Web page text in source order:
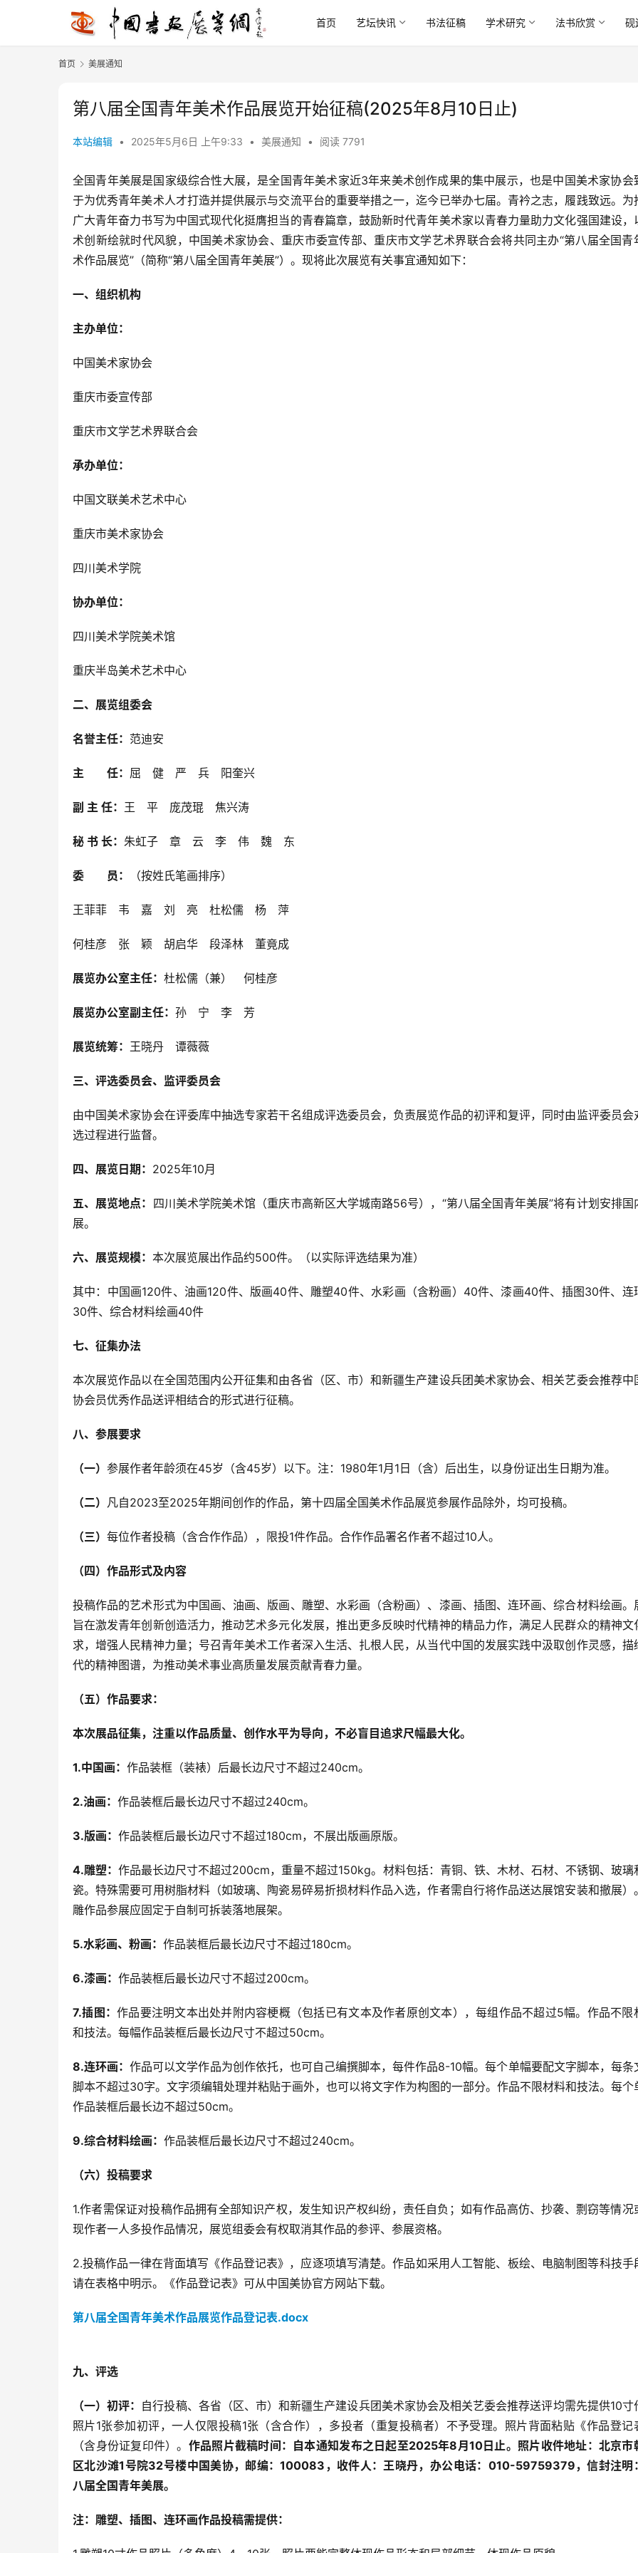
首页 艺坛快讯 书法征稿 学术研究 法书欣赏 砚
首页 美展通知
第八届全国青年美术作品展览开始征稿(2025年8月10日止)
本站编辑 • 2025年5月6日 上午9:33 • 美展通知 • 阅读 7791
全国青年美展是国家级综合性大展，是全国青年美术家近3年来美术创作成果的集中展示，也是中国美术家协会
于为优秀青年美术人才打造并提供展示与交流平台的重要举措之一，迄今已举办七届。青衿之志，履践致远。为
广大青年奋力书写为中国式现代化挺膺担当的青春篇章，鼓励新时代青年美术家以青春力量助力文化强国建设，
术创新绘就时代风貌，中国美术家协会、重庆市委宣传部、重庆市文学艺术界联合会将共同主办“第八届全国青
术作品展览”（简称“第八届全国青年美展”）。现将此次展览有关事宜通知如下：
一、组织机构
主办单位：
中国美术家协会
重庆市委宣传部
重庆市文学艺术界联合会
承办单位：
中国文联美术艺术中心
重庆市美术家协会
四川美术学院
协办单位：
四川美术学院美术馆
重庆半岛美术艺术中心
二、展览组委会
名誉主任： 范迪安
主　　任： 屈　健　严　兵　阳奎兴
副 主 任： 王　平　庞茂琨　焦兴涛
秘 书 长： 朱虹子　章　云　李　伟　魏　东
委　　员： （按姓氏笔画排序）
王菲菲　韦　嘉　刘　亮　杜松儒　杨　萍
何桂彦　张　颖　胡启华　段泽林　董竟成
展览办公室主任： 杜松儒（兼）　何桂彦
展览办公室副主任： 孙　宁　李　芳
展览统筹： 王晓丹　谭薇薇
三、评选委员会、监评委员会
由中国美术家协会在评委库中抽选专家若干名组成评选委员会，负责展览作品的初评和复评，同时由监评委员会
选过程进行监督。
四、展览日期： 2025年10月
五、展览地点： 四川美术学院美术馆（重庆市高新区大学城南路56号），“第八届全国青年美展”将有计划安排国
展。
六、展览规模： 本次展览展出作品约500件。（以实际评选结果为准）
其中：中国画120件、油画120件、版画40件、雕塑40件、水彩画（含粉画）40件、漆画40件、插图30件、连
30件、综合材料绘画40件
七、征集办法
本次展览作品以在全国范围内公开征集和由各省（区、市）和新疆生产建设兵团美术家协会、相关艺委会推荐中
协会员优秀作品送评相结合的形式进行征稿。
八、参展要求
（一） 参展作者年龄须在45岁（含45岁）以下。注：1980年1月1日（含）后出生，以身份证出生日期为准。
（二） 凡自2023至2025年期间创作的作品，第十四届全国美术作品展览参展作品除外，均可投稿。
（三） 每位作者投稿（含合作作品），限投1件作品。合作作品署名作者不超过10人。
（四）作品形式及内容
投稿作品的艺术形式为中国画、油画、版画、雕塑、水彩画（含粉画）、漆画、插图、连环画、综合材料绘画。
旨在激发青年创新创造活力，推动艺术多元化发展，推出更多反映时代精神的精品力作，满足人民群众的精神文
求，增强人民精神力量；号召青年美术工作者深入生活、扎根人民，从当代中国的发展实践中汲取创作灵感，描
代的精神图谱，为推动美术事业高质量发展贡献青春力量。
（五）作品要求：
本次展品征集，注重以作品质量、创作水平为导向，不必盲目追求尺幅最大化。
1.中国画： 作品装框（装裱）后最长边尺寸不超过240cm。
2.油画： 作品装框后最长边尺寸不超过240cm。
3.版画： 作品装框后最长边尺寸不超过180cm，不展出版画原版。
4.雕塑：作品最长边尺寸不超过200cm，重量不超过150kg。材料包括：青铜、铁、木材、石材、不锈钢、玻璃
瓷。特殊需要可用树脂材料（如玻璃、陶瓷易碎易折损材料作品入选，作者需自行将作品送达展馆安装和撤展）
雕作品参展应固定于自制可拆装落地展架。
5.水彩画、粉画： 作品装框后最长边尺寸不超过180cm。
6.漆画： 作品装框后最长边尺寸不超过200cm。
7.插图：作品要注明文本出处并附内容梗概（包括已有文本及作者原创文本），每组作品不超过5幅。作品不限
和技法。每幅作品装框后最长边尺寸不超过50cm。
8.连环画：作品可以文学作品为创作依托，也可自己编撰脚本，每件作品8-10幅。每个单幅要配文字脚本，每条
脚本不超过30字。文字须编辑处理并粘贴于画外，也可以将文字作为构图的一部分。作品不限材料和技法。每个
作品装框后最长边不超过50cm。
9.综合材料绘画： 作品装框后最长边尺寸不超过240cm。
（六）投稿要求
1.作者需保证对投稿作品拥有全部知识产权，发生知识产权纠纷，责任自负；如有作品高仿、抄袭、剽窃等情况
现作者一人多投作品情况，展览组委会有权取消其作品的参评、参展资格。
2.投稿作品一律在背面填写《作品登记表》，应逐项填写清楚。作品如采用人工智能、板绘、电脑制图等科技手
请在表格中明示。《作品登记表》可从中国美协官方网站下载。
第八届全国青年美术作品展览作品登记表.docx
九、评选
（一）初评： 自行投稿、各省（区、市）和新疆生产建设兵团美术家协会及相关艺委会推荐送评均需先提供10寸
照片1张参加初评，一人仅限投稿1张（含合作），多投者（重复投稿者）不予受理。照片背面粘贴《作品登记
（含身份证复印件）。 作品照片截稿时间：自本通知发布之日起至2025年8月10日止。照片收件地址：北京市
区北沙滩1号院32号楼中国美协，邮编：100083，收件人：王晓丹，办公电话：010-59759379，信封注明
八届全国青年美展。
注：雕塑、插图、连环画作品投稿需提供：